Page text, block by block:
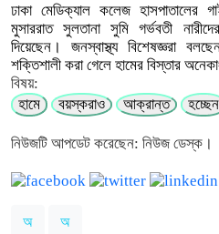
ঢাকা মেডিক্যাল কলেজ হাসপাতালের
মুসাররাত সুলতানা সুমি গর্ভবতী
দিয়েছেন। জনস্বাস্থ্য বিশেষজ্ঞরা
শক্তিশালী করা গেলে হামের বিস্তার
বিষয়:
হামে
বয়স্করাও আক্রান্ত হচ্ছেন
নিউজটি আপডেট করেছেন: নিউজ ডেস্ক।
অ অ